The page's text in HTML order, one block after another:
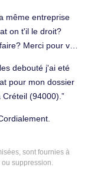
même entreprise
on t'il le droit?
Merci pour vos
debouté j'ai eté
pour mon dossier
(94000).
sont fournies à
suppression.